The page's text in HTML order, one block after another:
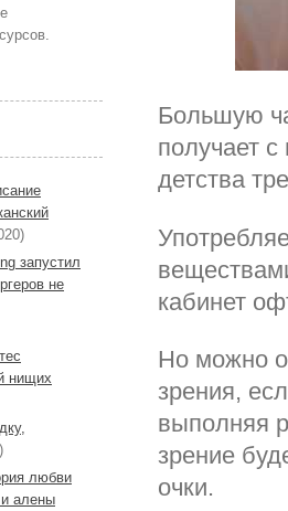
Большую
получает
детства
кабинет
Но можно
зрения,
выполняя
зрение
очки.
запустил
не
нищих
любви
и алены